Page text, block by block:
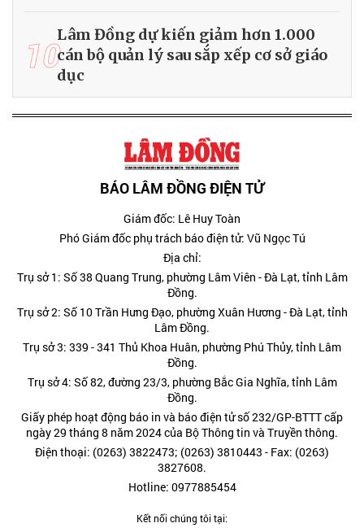
10Lâm Đồng dự kiến giảm hơn 1.000
cán bộ quản lý sau sắp xếp cơ sở giáo
dục
BÁO LÂM ĐỒNG ĐIỆN TỬ
Giám đốc: Lê Huy Toàn
Phó Giám đốc phụ trách báo điện tử: Vũ Ngọc Tú
Địa chỉ:
Trụ sở 1: Số 38 Quang Trung, phường Lâm Viên - Đà Lạt, tỉnh Lâm
Đồng.
Trụ sở 2: Số 10 Trần Hưng Đạo, phường Xuân Hương - Đà Lạt, tỉnh
Lâm Đồng.
Trụ sở 3: 339 - 341 Thủ Khoa Huân, phường Phú Thủy, tỉnh Lâm
Đồng.
Trụ sở 4: Số 82, đường 23/3, phường Bắc Gia Nghĩa, tỉnh Lâm
Đồng.
Giấy phép hoạt động báo in và báo điện tử số 232/GP-BTTT cấp
ngày 29 tháng 8 năm 2024 của Bộ Thông tin và Truyền thông.
Điện thoại: (0263) 3822473; (0263) 3810443 - Fax: (0263)
3827608.
Hotline: 0977885454
Kết nối chúng tôi tại: